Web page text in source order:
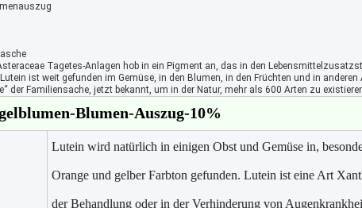
Tagetes-Anlagen hob in ein Pigment an, das in den
ist weit gefunden im Gemüse, in den Blumen, in den Früchten und in
der Familiensache, jetzt bekannt, um in der Natur, mehr als 600 Arten zu
Blumen-Auszug-10%
Lutein wird natürlich in einigen Obst und Gemüse in,
Orange und gelber Farbton gefunden. Lutein ist eine Art
der Behandlung oder in der Verhinderung von